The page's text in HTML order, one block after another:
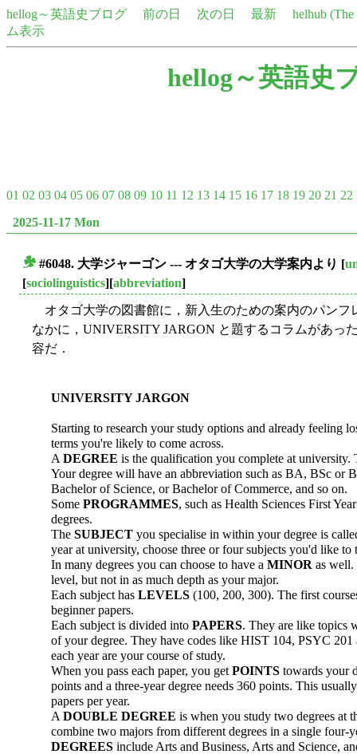
hellog～英語史ブログ 前の日 次の日 最新
helhub
ム表示
hellog～英語史
01 02 03 04 05 06 07 08 09 10 11 12 13 14 15 16 17 18 19 20 21 22
2025-11-17 Mon
#6048. 大学ジャーゴン --- オタゴ大学の大学案内より [
[sociolinguistics][abbreviation]
オタゴ大学の図書館に，新入生のための案内のパンフ
なかに，UNIVERSITY JARGON と題するコラムがあっ
容だ．
UNIVERSITY JARGON
Starting to research your study options and already feeling
terms you're likely to come across.
A DEGREE is the qualification you complete at
Your degree will have an abbreviation such as BA, BSc or
Bachelor of Science, or Bachelor of Commerce, and so on.
Some PROGRAMMES, such as Health Sciences First
degrees.
The SUBJECT you specialise in within your degree is
year at university, choose three or four subjects you'd like
In many degrees you can choose to have a MINOR as well.
level, but not in as much depth as your major.
Each subject has LEVELS (100, 200, 300). The first
beginner papers.
Each subject is divided into PAPERS. They are like topics
of your degree. They have codes like HIST 104, PSYC
each year are your course of study.
When you pass each paper, you get POINTS towards your
points and a three-year degree needs 360 points. This
papers per year.
A DOUBLE DEGREE is when you study two degrees at
combine two majors from different degrees in a single four-
DEGREES include Arts and Business, Arts and Science,